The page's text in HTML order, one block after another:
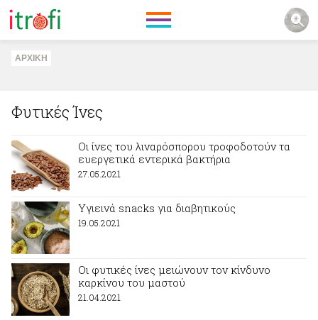
ΑΡΧΙΚΗ
Φυτικές Ίνες
Οι ίνες του λιναρόσπορου τροφοδοτούν τα
ευεργετικά εντερικά βακτήρια
27.05.2021
Υγιεινά snacks για διαβητικούς
19.05.2021
Οι φυτικές ίνες μειώνουν τον κίνδυνο
καρκίνου του μαστού
21.04.2021